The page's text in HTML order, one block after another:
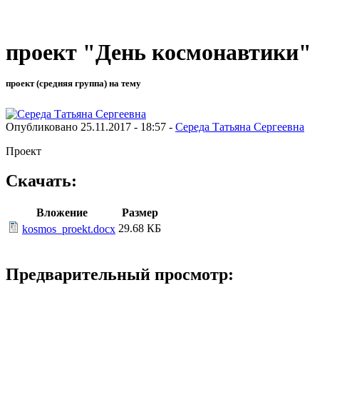
проект "День космонавтики"
проект (средняя группа) на тему
Опубликовано 25.11.2017 - 18:57 - Середа Татьяна Сергеевна
Проект
Скачать:
Вложение
Размер
kosmos_proekt.docx 29.68 КБ
Предварительный просмотр: